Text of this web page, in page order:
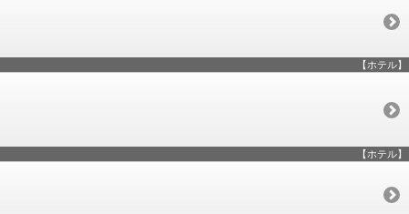
【ホテル】
【ホテル】